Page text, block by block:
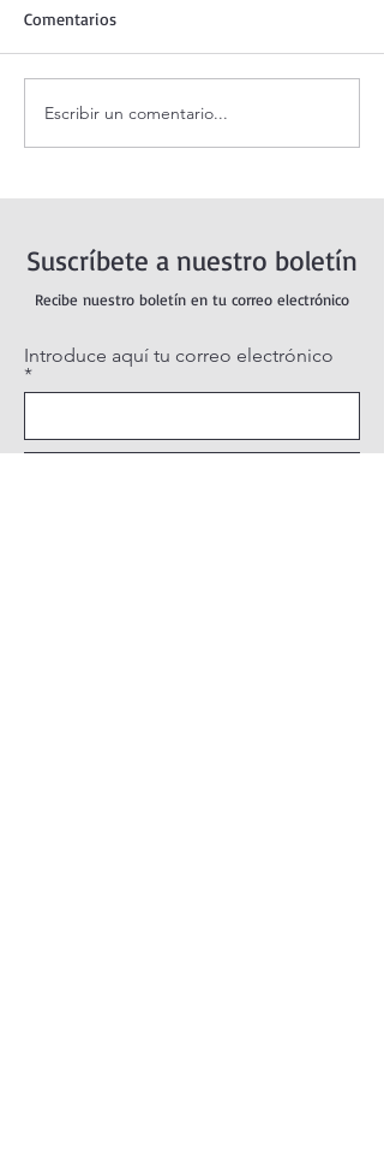
Evangelio de hoy lunes 10
agosto 2026. ¿Qué haces
12,24-26)
Comentarios
Escribir un comentario...
Suscríbete a nuestro boletín
Recibe nuestro boletín en tu correo electrónico
Introduce aquí tu correo electrónico